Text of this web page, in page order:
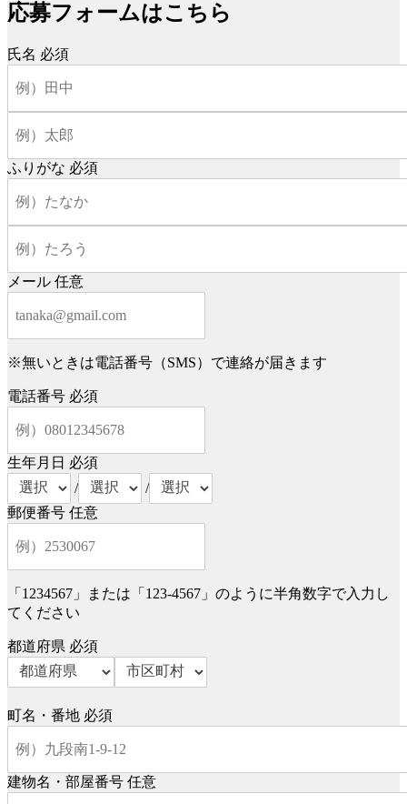
応募フォームはこちら
氏名 必須
ふりがな 必須
メール 任意
※無いときは電話番号（SMS）で連絡が届きます
電話番号 必須
生年月日 必須
/
/
郵便番号 任意
「1234567」または「123-4567」のように半角数字で入力し
てください
都道府県 必須
町名・番地 必須
建物名・部屋番号 任意